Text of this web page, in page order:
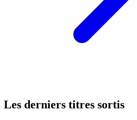
Les derniers titres sortis